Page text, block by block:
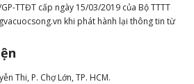
GP-TTĐT cấp ngày 15/03/2019 của Bộ TTTT
khi phát hành lại thông tin từ
Thi, P. Chợ Lớn, TP. HCM.